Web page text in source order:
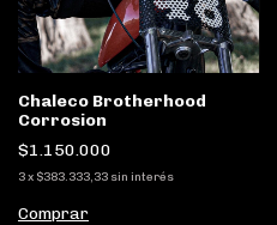
Chaleco Brotherhood
Corrosion
$1.150.000
3x $383.333,33 sin interés
Comprar